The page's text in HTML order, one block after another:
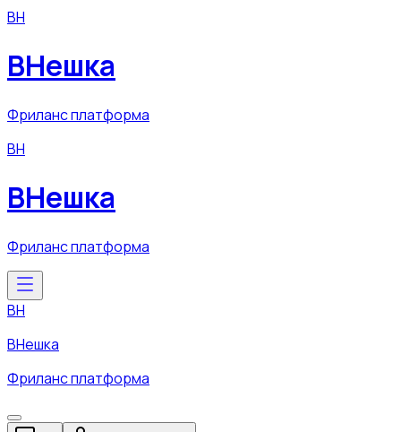
ВН
ВНешка
Фриланс платформа
ВН
ВНешка
Фриланс платформа
ВН
ВНешка
Фриланс платформа